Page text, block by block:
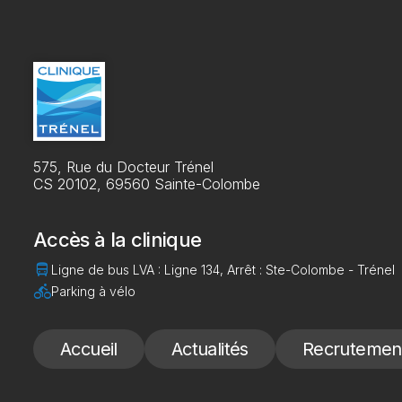
575, Rue du Docteur Trénel
CS 20102, 69560 Sainte-Colombe
Accès à la clinique
directions_bus Ligne de bus LVA : Ligne 134, Arrêt : Ste-Colombe - Trénel
directions_bikeParking à vélo
Accueil Actualités